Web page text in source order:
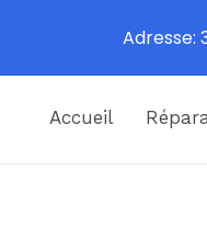
Accueil
Adresse: